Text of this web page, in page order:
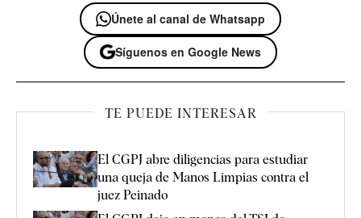
Únete al canal de Whatsapp
Síguenos en Google News
TE PUEDE INTERESAR
El CGPJ abre diligencias para estudiar
una queja de Manos Limpias contra el
juez Peinado